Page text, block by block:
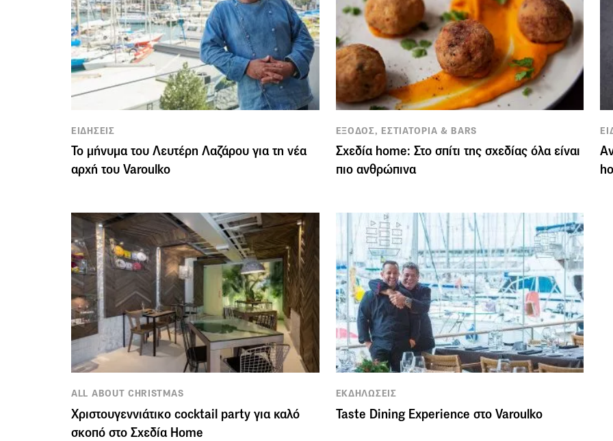
ΕΙΔΗΣΕΙΣ
To μήνυμα του Λευτέρη Λαζάρου για τη νέα
αρχή του Varoulko
ΕΞΟΔΟΣ, ΕΣΤΙΑΤΟΡΙΑ & BARS
Σχεδία home: Στο σπίτι της σχεδίας όλα είναι
πιο ανθρώπινα
ALL ABOUT CHRISTMAS
Χριστουγεννιάτικο cocktail party για καλό
σκοπό στο Σχεδία Home
ΕΚΔΗΛΩΣΕΙΣ
Taste Dining Experience στο Varoulko